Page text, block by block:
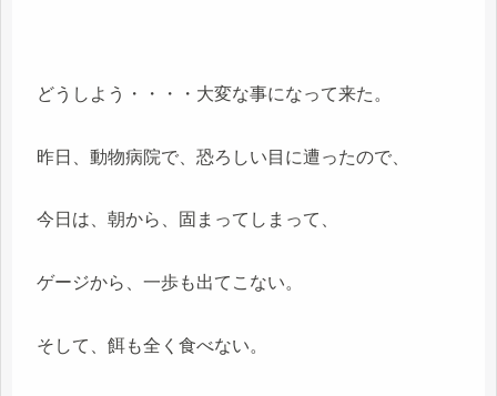
どうしよう・・・・大変な事になって来た。
昨日、動物病院で、恐ろしい目に遭ったので、
今日は、朝から、固まってしまって、
ゲージから、一歩も出てこない。
そして、餌も全く食べない。